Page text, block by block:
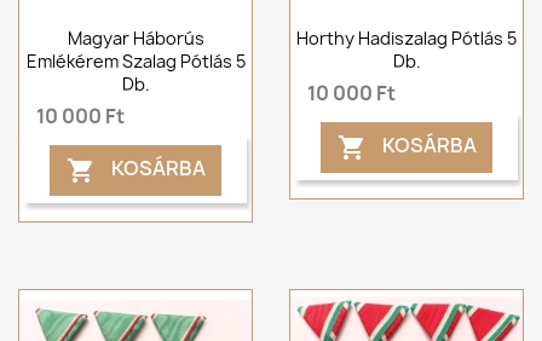
Magyar Háborús
Emlékérem Szalag Pótlás 5
Db.
10 000 Ft
 KOSÁRBA
Horthy Hadiszalag Pótlás 5
Db.
10 000 Ft
 KOSÁRBA